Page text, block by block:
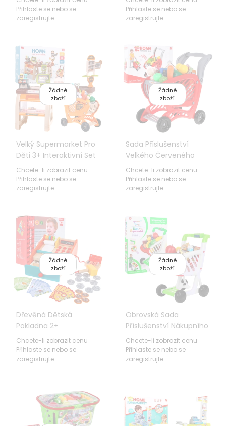
Přihlaste se nebo se
zaregistrujte
Přihlaste se nebo se
zaregistrujte
Žádné
zboží
Velký Supermarket Pro
Děti 3+ Interaktivní Set
65 El. + Pokladna +
Skener + Vozík +
Příslušenství
Chcete-li zobrazit cenu
Přihlaste se nebo se
zaregistrujte
Žádné
zboží
Sada Příslušenství
Velkého Červeného
Nákupního Košíku
Chcete-li zobrazit cenu
Přihlaste se nebo se
zaregistrujte
Žádné
zboží
Dřevěná Dětská
Pokladna 2+
Zatahovací Zásuvka +
Pult + Terminál +
Čtečka + Příslušenství
Chcete-li zobrazit cenu
Přihlaste se nebo se
zaregistrujte
Žádné
zboží
Obrovská Sada
Příslušenství Nákupního
Košíku
Chcete-li zobrazit cenu
Přihlaste se nebo se
zaregistrujte